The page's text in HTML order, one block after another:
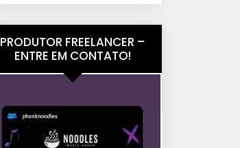
PRODUTOR FREELANCER –
ENTRE EM CONTATO!